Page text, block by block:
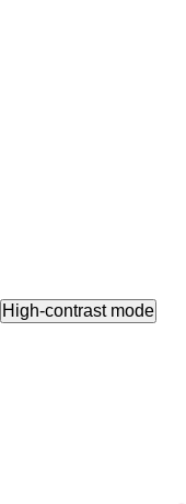
High-contrast mode